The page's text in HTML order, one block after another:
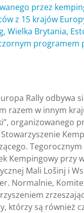
przez
z 15 krajów
Wielka Brytania,
Rally odbywa
razem w innym
organizowanego
Stowarzyszenie
Kempingowy przy
Mali Lošinj i
Normalnie,
którzy są również